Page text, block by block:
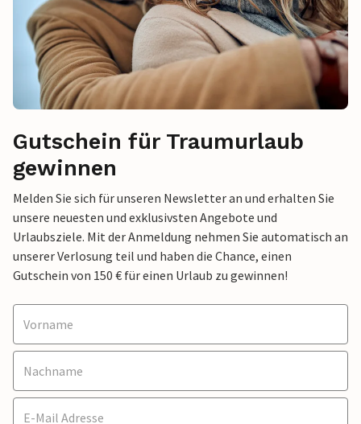
Gutschein für Traumurlaub
gewinnen
Melden Sie sich für unseren Newsletter an und erhalten Sie
unsere neuesten und exklusivsten Angebote und
Urlaubsziele. Mit der Anmeldung nehmen Sie automatisch an
unserer Verlosung teil und haben die Chance, einen
Gutschein von 150 € für einen Urlaub zu gewinnen!